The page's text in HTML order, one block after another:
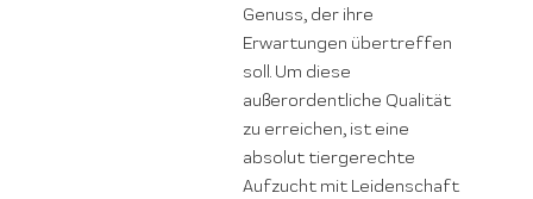
Genuss, der ihre
Erwartungen übertreffen
soll. Um diese
außerordentliche Qualität
zu erreichen, ist eine
absolut tiergerechte
Aufzucht mit Leidenschaft